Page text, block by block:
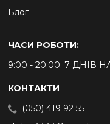
Блог
ЧАСИ РОБОТИ:
9:00 - 20:00. 7 ДНІВ
КОНТАКТИ
(050) 419 92 55